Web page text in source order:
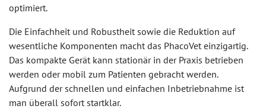
optimiert.
Die Einfachheit und Robustheit sowie die Reduktion auf
wesentliche Komponenten macht das PhacoVet einzigartig.
Das kompakte Gerät kann stationär in der Praxis betrieben
werden oder mobil zum Patienten gebracht werden.
Aufgrund der schnellen und einfachen Inbetriebnahme ist
man überall sofort startklar.